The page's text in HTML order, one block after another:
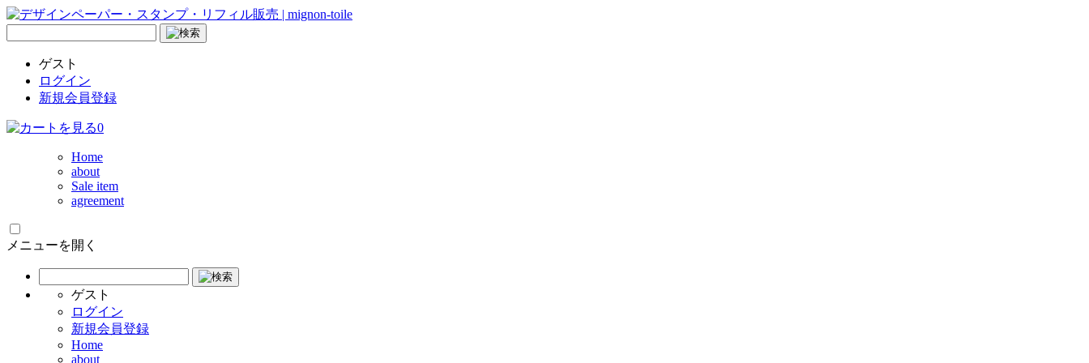
ゲスト
ログイン
新規会員登録
0
Home
about
Sale item
agreement
メニューを開く
ゲスト
ログイン
新規会員登録
Home
about